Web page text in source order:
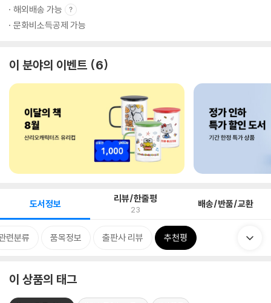
해외배송 가능
문화비소득공제 가능
이 분야의 이벤트 6
도서정보 리뷰/한줄평
23 배송/반품/교환
련분류 품목정보 출판사 리뷰 추천평
이 상품의 태그